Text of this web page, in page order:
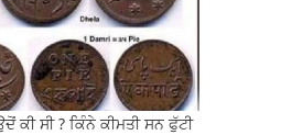
ਸੀ ? ਕਿੰਨੇ ਕੀਮਤੀ ਸਨ ਫੁੱਟੀ